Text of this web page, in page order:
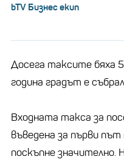
bTV Бизнес екип
Досега таксите бяха
година градът е
Входната такса за
въведена за първи
поскъпне значително.